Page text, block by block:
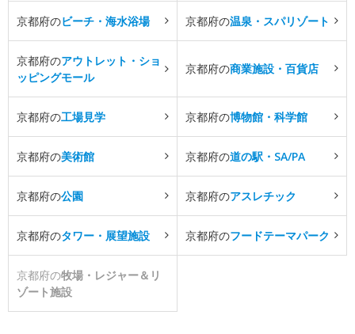
京都府のビーチ・海水浴場 京都府の温泉・スパリゾート
京都府のアウトレット・ショ
ッピングモール
京都府の商業施設・百貨店
京都府の工場見学 京都府の博物館・科学館
京都府の美術館 京都府の道の駅・SA/PA
京都府の公園 京都府のアスレチック
京都府のタワー・展望施設 京都府のフードテーマパーク
京都府の牧場・レジャー＆リ
ゾート施設